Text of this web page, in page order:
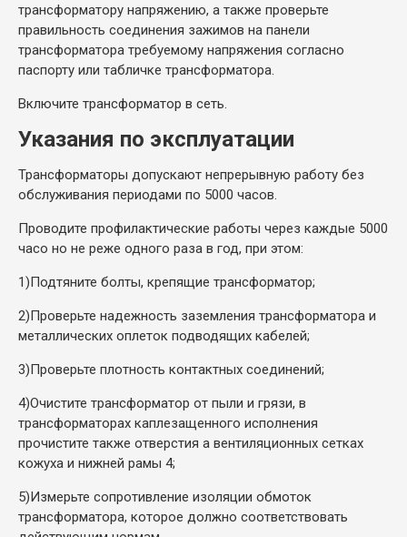
трансформатору напряжению, а также проверьте
правильность соединения зажимов на панели
трансформатора требуемому напряжения согласно
паспорту или табличке трансформатора.
Включите трансформатор в сеть.
Указания по эксплуатации
Трансформаторы допускают непрерывную работу без
обслуживания периодами по 5000 часов.
Проводите профилактические работы через каждые 5000
часо но не реже одного раза в год, при этом:
1)Подтяните болты, крепящие трансформатор;
2)Проверьте надежность заземления трансформатора и
металлических оплеток подводящих кабелей;
3)Проверьте плотность контактных соединений;
4)Очистите трансформатор от пыли и грязи, в
трансформаторах каплезащенного исполнения
прочистите также отверстия а вентиляционных сетках
кожуха и нижней рамы 4;
5)Измерьте сопротивление изоляции обмоток
трансформатора, которое должно соответствовать